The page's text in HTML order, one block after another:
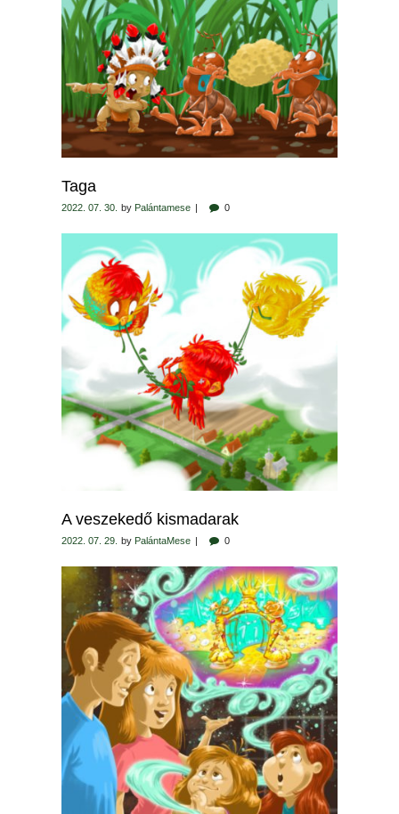
Taga
2022. 07. 30. by Palántamese 0
A veszekedő kismadarak
2022. 07. 29. by PalántaMese 0